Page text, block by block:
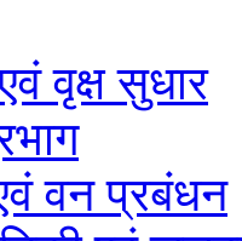
वृक्ष सुधार
वन प्रबंधन